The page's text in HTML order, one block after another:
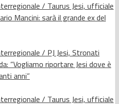
/ Taurus Jesi, ufficiale
Mancini: sarà il grande ex del
/ PJ Jesi, Stronati
“Vogliamo riportare Jesi dove è
anni”
/ Taurus Jesi, ufficiale